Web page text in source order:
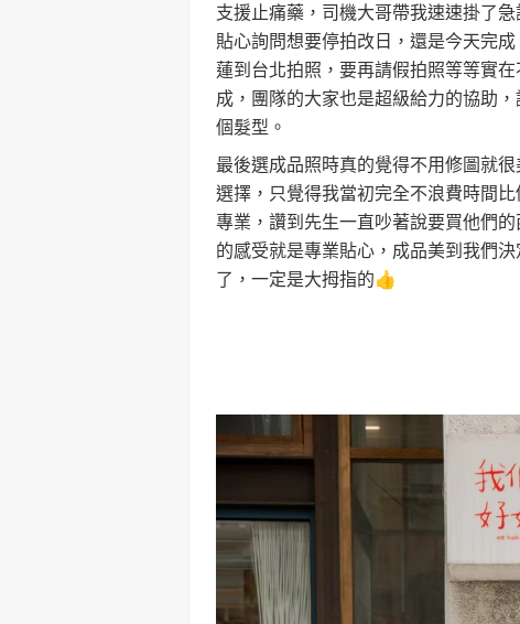
支援止痛藥，司機大哥帶我速速掛了
貼心詢問想要停拍改日，還是今天完
蓮到台北拍照，要再請假拍照等等實
成，團隊的大家也是超級給力的協助
個髮型。
最後選成品照時真的覺得不用修圖就
選擇，只覺得我當初完全不浪費時間
專業，讚到先生一直吵著說要買他們
的感受就是專業貼心，成品美到我們
了，一定是大拇指的👍